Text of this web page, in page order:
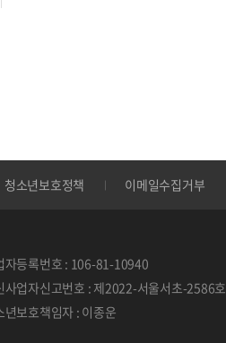
청소년보호정책 이메일수집거부
자등록번호 : 106-81-10940
사업자신고번호 : 제2022-서울서초-2586호
년보호책임자 : 이종운